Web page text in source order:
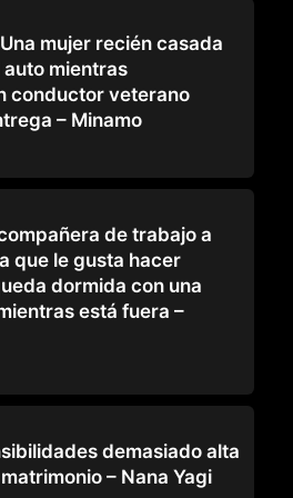
mujer recién casada
mientras
conductor veterano
– Minamo
de trabajo a
que le gusta hacer
dormida con una
está fuera –
demasiado alta
– Nana Yagi